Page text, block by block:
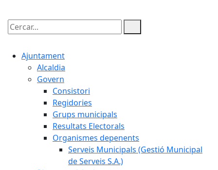
Cercar:
Ajuntament
Alcaldia
Govern
Consistori
Regidories
Grups municipals
Resultats Electorals
Organismes depenents
Serveis Municipals (Gestió Municipal
de Serveis S.A.)